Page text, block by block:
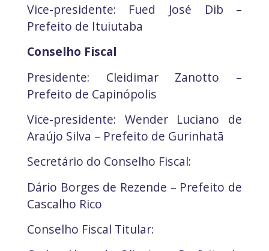
Vice-presidente: Fued José Dib –
Prefeito de Ituiutaba
Conselho Fiscal
Presidente: Cleidimar Zanotto –
Prefeito de Capinópolis
Vice-presidente: Wender Luciano de
Araújo Silva – Prefeito de Gurinhatã
Secretário do Conselho Fiscal:
Dário Borges de Rezende – Prefeito de
Cascalho Rico
Conselho Fiscal Titular: